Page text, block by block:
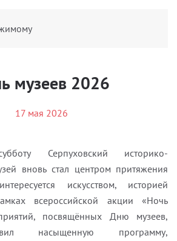
музеев 2026
17 мая 2026
Серпуховский историко-
вновь стал центром притяжения
искусством, историей
всероссийской акции «Ночь
посвящённых Дню музеев,
насыщенную программу,